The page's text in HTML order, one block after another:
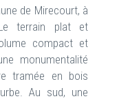
de Mirecourt, à
terrain plat et
compact et
monumentalité
tramée en bois
Au sud, une